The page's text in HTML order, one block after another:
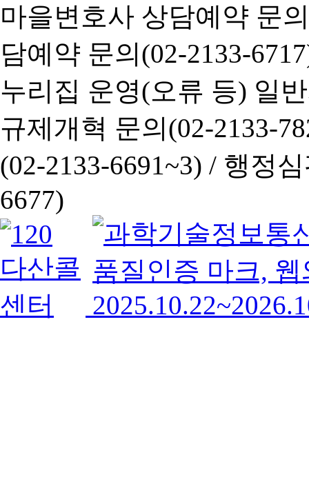
마을변호사 상담예약 문
담예약 문의(02-2133-
누리집 운영(오류 등) 일
규제개혁 문의(02-2133-
(02-2133-6691~3) / 행정심
6677)